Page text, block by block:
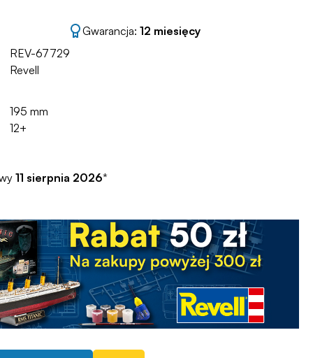
Gwarancja: 12 miesięcy
REV-67729
Revell
195 mm
12+
11 sierpnia 2026*